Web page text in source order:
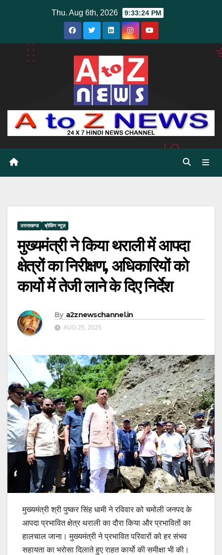
Thu. Aug 6th, 2026 9:33:25 PM
उत्तराखण्ड ब्रेकिंग न्यूज़
मुख्यमंत्री ने किया थराली में आपदा
क्षेत्रों का निरीक्षण, अधिकारियों को
कार्यो में तेजी लाने के दिए निर्देश
By a2znewschannel.in
AUG 25, 2025
मुख्यमंत्री श्री पुष्कर सिंह धामी ने रविवार को चमोली जनपद के
आपदा प्रभावित क्षेत्र थराली का दौरा किया और प्रभावितों का
हालचाल जाना। मुख्यमंत्री ने प्रभावित परिवारों को हर संभव
सहायता का भरोसा दिलाते हुए राहत कार्यो की समीक्षा भी की।